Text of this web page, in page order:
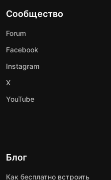
Сообщество
Forum
Facebook
Instagram
X
YouTube
Блог
Как бесплатно встроить